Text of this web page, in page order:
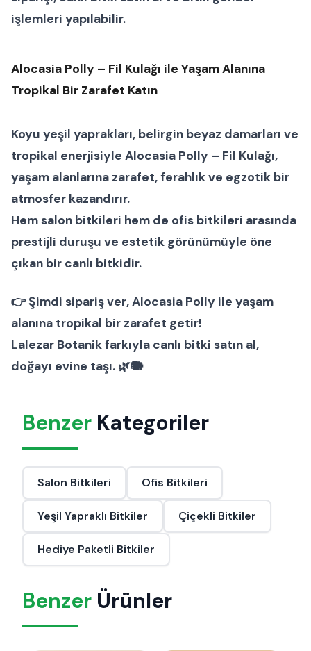
işlemleri yapılabilir.
Alocasia Polly – Fil Kulağı ile Yaşam Alanına
Tropikal Bir Zarafet Katın
Koyu yeşil yaprakları, belirgin beyaz damarları ve
tropikal enerjisiyle Alocasia Polly – Fil Kulağı,
yaşam alanlarına zarafet, ferahlık ve egzotik bir
atmosfer kazandırır.
Hemsalon bitkileri hem de ofis bitkileri arasında
prestijli duruşu ve estetik görünümüyle öne
çıkan bir canlı bitkidir.
👉Şimdi sipariş ver, Alocasia Polly ile yaşam
alanına tropikal bir zarafet getir!
Lalezar Botanik farkıyla canlı bitki satın al,
doğayı evine taşı. 🌿🐘
Benzer Kategoriler
Salon Bitkileri Ofis Bitkileri
Yeşil Yapraklı Bitkiler Çiçekli Bitkiler
Hediye Paketli Bitkiler
Benzer Ürünler